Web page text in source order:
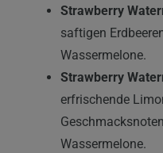
Strawberry
saftigen
Wassermelone.
Strawberry
erfrischende
Wassermelone.